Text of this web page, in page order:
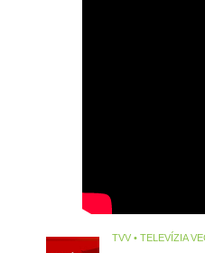
TVV • TELEVÍZIA